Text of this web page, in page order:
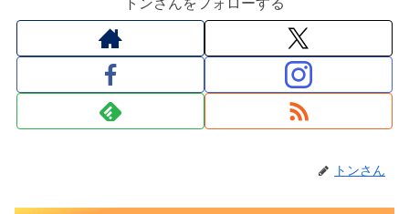
トンさん